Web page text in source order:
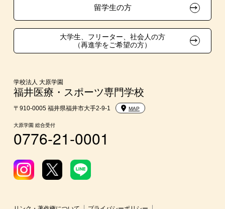
大学・短大・公務員併願制度
親族紹介制度
留学生の方
大学生、フリーター、社会人の方
（再進学をご希望の方）
学校法人 大原学園
福井医療・スポーツ専門学校
〒910-0005 福井県福井市大手2-9-1 MAP
大原学園 総合受付
0776-21-0001